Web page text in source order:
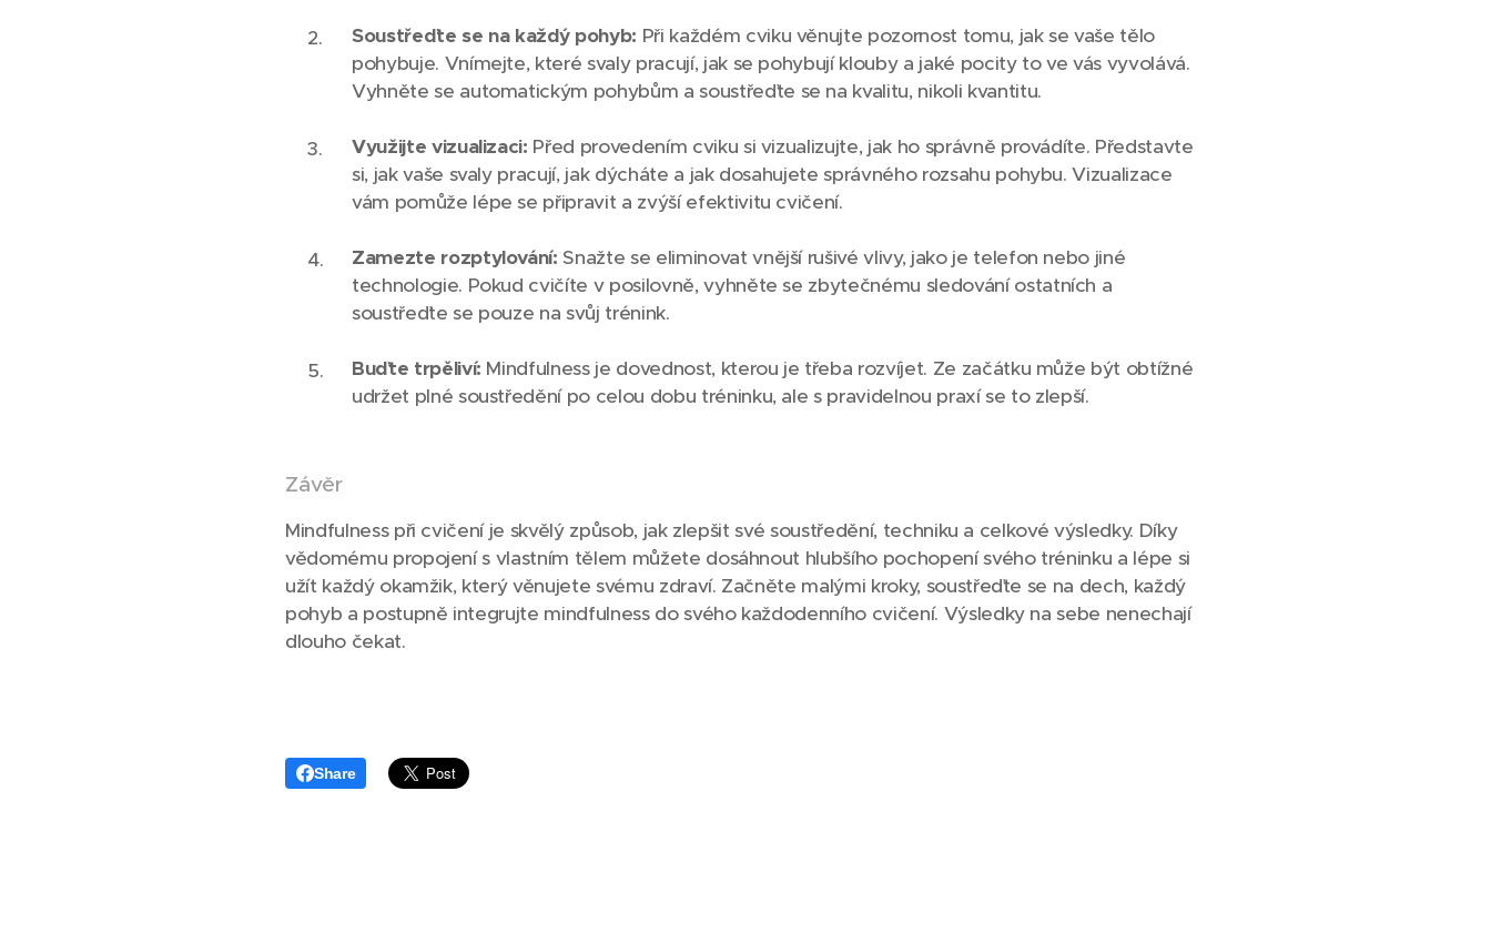
Soustřeďte se na každý pohyb: Při každém cviku věnujte pozornost tomu, jak se vaše tělo
pohybuje. Vnímejte, které svaly pracují, jak se pohybují klouby a jaké pocity to ve vás vyvolává.
Vyhněte se automatickým pohybům a soustřeďte se na kvalitu, nikoli kvantitu.
Využijte vizualizaci: Před provedením cviku si vizualizujte, jak ho správně provádíte. Představte
si, jak vaše svaly pracují, jak dýcháte a jak dosahujete správného rozsahu pohybu. Vizualizace
vám pomůže lépe se připravit a zvýší efektivitu cvičení.
Zamezte rozptylování: Snažte se eliminovat vnější rušivé vlivy, jako je telefon nebo jiné
technologie. Pokud cvičíte v posilovně, vyhněte se zbytečnému sledování ostatních a
soustřeďte se pouze na svůj trénink.
Buďte trpěliví: Mindfulness je dovednost, kterou je třeba rozvíjet. Ze začátku může být obtížné
udržet plné soustředění po celou dobu tréninku, ale s pravidelnou praxí se to zlepší.
Závěr
Mindfulness při cvičení je skvělý způsob, jak zlepšit své soustředění, techniku a celkové výsledky. Díky
vědomému propojení s vlastním tělem můžete dosáhnout hlubšího pochopení svého tréninku a lépe si
užít každý okamžik, který věnujete svému zdraví. Začněte malými kroky, soustřeďte se na dech, každý
pohyb a postupně integrujte mindfulness do svého každodenního cvičení. Výsledky na sebe nenechají
dlouho čekat.
Share